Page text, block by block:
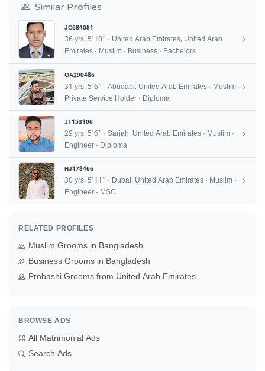
Similar Profiles
JC684081
36 yrs, 5'10" · United Arab Emirates, United Arab
Emirates · Muslim · Business · Bachelors
QA290486
31 yrs, 5'6" · Abudabi, United Arab Emirates · Muslim ·
Private Service Holder · Diploma
JT153106
29 yrs, 5'6" · Sarjah, United Arab Emirates · Muslim ·
Engineer · Diploma
HJ178466
30 yrs, 5'11" · Dubai, United Arab Emirates · Muslim ·
Engineer · MSC
RELATED PROFILES
Muslim Grooms in Bangladesh
Business Grooms in Bangladesh
Probashi Grooms from United Arab Emirates
BROWSE ADS
All Matrimonial Ads
Search Ads